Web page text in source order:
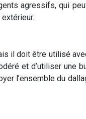
agressifs, qui
il doit être utilisé
et d’utiliser une
l’ensemble du